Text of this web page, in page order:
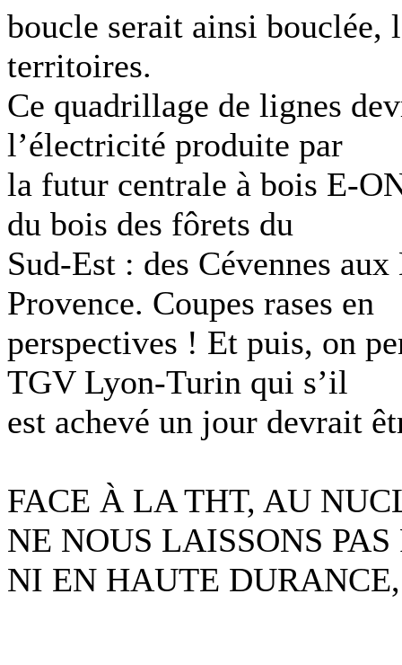
boucle serait ainsi bouclée,
territoires.
Ce quadrillage de lignes
l’électricité produite par
la futur centrale à bois E-
du bois des fôrets du
Sud-Est : des Cévennes
Provence. Coupes rases en
perspectives ! Et puis, on
TGV Lyon-Turin qui s’il
est achevé un jour devrait
FACE À LA THT, AU
NE NOUS LAISSONS PAS
NI EN HAUTE